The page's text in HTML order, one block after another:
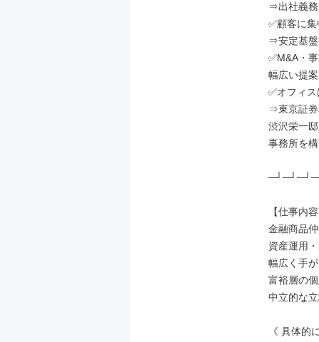
⇒出社義
✅顧客に
⇒安定基盤
✅M&A・
幅広い提
✅オフィ
⇒東京証券
渋沢栄一
事務所を構
【仕事内容
金融商品仲
資産運用
幅広く手が
富裕層の
中立的な
《 具体的